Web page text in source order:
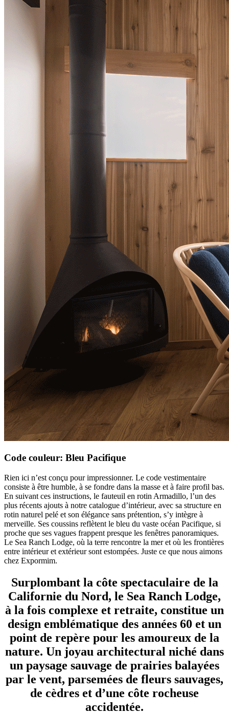
Code couleur: Bleu Pacifique
Rien ici n’est conçu pour impressionner. Le code vestimentaire
consiste à être humble, à se fondre dans la masse et à faire profil bas.
En suivant ces instructions, le fauteuil en rotin Armadillo, l’un des
plus récents ajouts à notre catalogue d’intérieur, avec sa structure en
rotin naturel pelé et son élégance sans prétention, s’y intègre à
merveille. Ses coussins reflètent le bleu du vaste océan Pacifique, si
proche que ses vagues frappent presque les fenêtres panoramiques.
Le Sea Ranch Lodge, où la terre rencontre la mer et où les frontières
entre intérieur et extérieur sont estompées. Juste ce que nous aimons
chez Expormim.
Surplombant la côte spectaculaire de la
Californie du Nord, le Sea Ranch Lodge,
à la fois complexe et retraite, constitue un
design emblématique des années 60 et un
point de repère pour les amoureux de la
nature. Un joyau architectural niché dans
un paysage sauvage de prairies balayées
par le vent, parsemées de fleurs sauvages,
de cèdres et d’une côte rocheuse
accidentée.